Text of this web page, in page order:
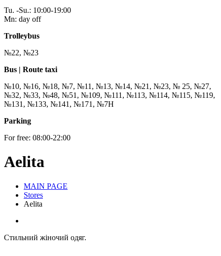
Tu. -Su.: 10:00-19:00
Mn: day off
Trolleybus
№22, №23
Bus | Route taxi
№10, №16, №18, №7, №11, №13, №14, №21, №23, № 25, №27,
№32, №33, №48, №51, №109, №111, №113, №114, №115, №119,
№131, №133, №141, №171, №7Н
Parking
For free: 08:00-22:00
Aelita
MAIN PAGE
Stores
Aelita
Стильний жіночий одяг.